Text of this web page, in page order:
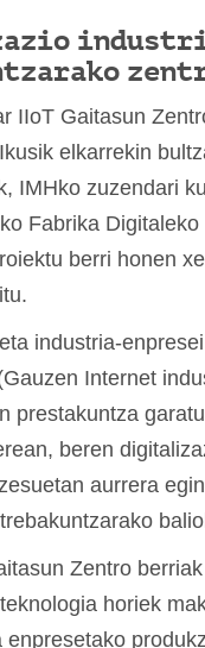
IIoT Gaitasun
elkarrekin
IMHko zuzendari
Fabrika
berri honen
industria-
Internet
prestakuntza
beren
aurrera
Zentro
horiek
enpresetako